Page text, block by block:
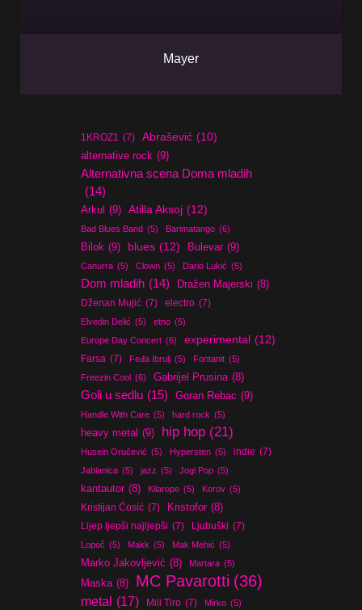
Mayer
1KROZ1 (7) Abrašević (10)
alternative rock (9)
Alternativna scena Doma mladih
(14)
Arkul (9) Atilla Aksoj (12)
Bad Blues Band (5) Barimatango (6)
Bilok (9) blues (12) Bulevar (9)
Canurra (5) Clown (5) Dario Lukić (5)
Dom mladih (14) Dražen Majerski (8)
Dženan Mujić (7) electro (7)
Elvedin Delić (5) etno (5)
Europe Day Concert (6) experimental (12)
Farsa (7) Feđa Ibrulj (5) Fontanit (5)
Freezin Cool (6) Gabrijel Prusina (8)
Goli u sedlu (15) Goran Rebac (9)
Handle With Care (5) hard rock (5)
heavy metal (9) hip hop (21)
Husein Oručević (5) Hypersten (5) indie (7)
Jablanica (5) jazz (5) Jogi Pop (5)
kantautor (8) Kilarope (5) Korov (5)
Kristijan Ćosić (7) Kristofor (8)
Lijep ljepši najljepši (7) Ljubuški (7)
Lopoč (5) Makk (5) Mak Mehić (5)
Marko Jakovljević (8) Martara (5)
Maska (8) MC Pavarotti (36)
metal (17) Mili Tiro (7) Mirko (5)